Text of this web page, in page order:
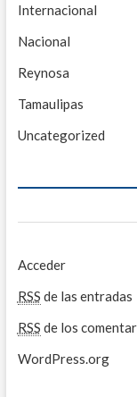
Internacional
Nacional
Reynosa
Tamaulipas
Uncategorized
Acceder
RSS de las entradas
RSS de los
WordPress.org